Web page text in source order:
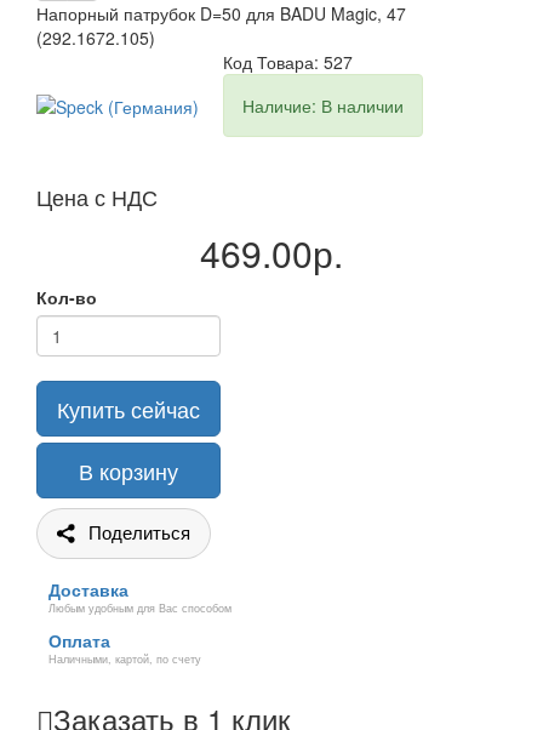
Напорный патрубок D=50 для BADU Magic, 47
(292.1672.105)
Код Товара: 527
Наличие: В наличии
Цена с НДС
469.00р.
Кол-во
Купить сейчас
В корзину
Поделиться
Доставка
Любым удобным для Вас способом
Оплата
Наличными, картой, по счету
Заказать в 1 клик